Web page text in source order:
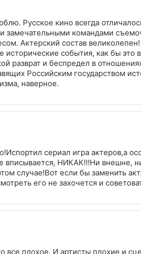
Русское кино всегда
замечательными командами
Актерский состав
исторические события, как бы это
разврат и беспредел в
Российским государством
наверное.
сериал игра актеров,а
вписывается, НИКАК!!!Ни внешне,
случае!Вот если бы заменить
его не захочется и
все плохое. И артисты плохие и